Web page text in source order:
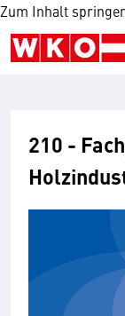
Zum Inhalt
210 -